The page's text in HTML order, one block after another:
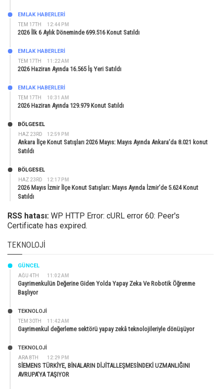
TEM 17TH 12:44 PM
EMLAK HABERLERI
2026 İlk 6 Aylık Döneminde 699.516 Konut Satıldı
TEM 17TH 11:22 AM
EMLAK HABERLERI
2026 Haziran Ayında 16.565 İş Yeri Satıldı
TEM 17TH 10:31 AM
EMLAK HABERLERI
2026 Haziran Ayında 129.979 Konut Satıldı
HAZ 23RD 12:59 PM
BÖLGESEL
Ankara İlçe Konut Satışları 2026 Mayıs: Mayıs Ayında Ankara’da 8.021 konut
Satıldı
HAZ 23RD 12:17 PM
BÖLGESEL
2026 Mayıs İzmir İlçe Konut Satışları: Mayıs Ayında İzmir’de 5.624 Konut
Satıldı
RSS hatası: WP HTTP Error: cURL error 60: Peer's
Certificate has expired.
TEKNOLOJI
AĞU 4TH 11:02 AM
GÜNCEL
Gayrimenkulün Değerine Giden Yolda Yapay Zeka Ve Robotik Öğrenme
Başlıyor
TEM 30TH 11:42 AM
TEKNOLOJİ
Gayrimenkul değerleme sektörü yapay zekâ teknolojileriyle dönüşüyor
ARA 8TH 12:29 PM
TEKNOLOJİ
SİEMENS TÜRKİYE, BİNALARIN DİJİTALLEŞMESİNDEKİ UZMANLIĞINI
AVRUPA’YA TAŞIYOR